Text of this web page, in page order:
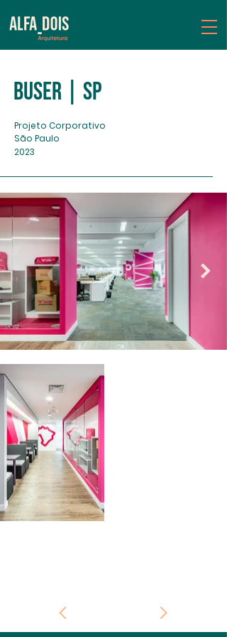
Buser | SP
Projeto Corporativo
São Paulo
2023